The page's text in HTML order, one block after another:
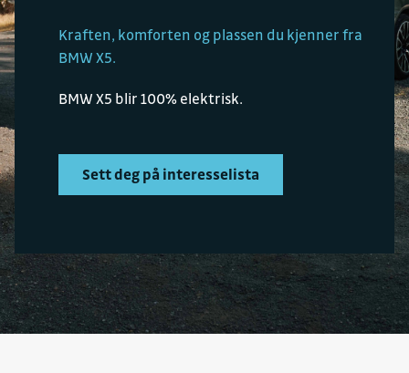
Kraften, komforten og plassen du kjenner fra
BMW X5.
BMW X5 blir 100% elektrisk.
Sett deg på interesselista